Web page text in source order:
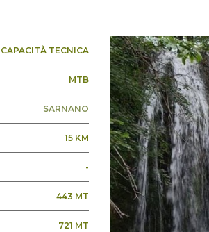
TECNICA
MTB
SARNANO
15 KM
-
443 MT
721 MT